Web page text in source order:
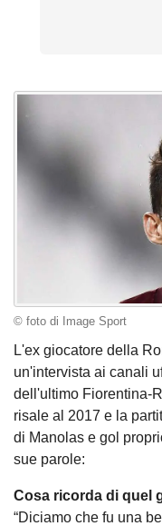
© foto di Image Sport
L'ex giocatore della
un'intervista ai canali
dell'ultimo Fiorentina-
risale al 2017 e la
di Manolas e gol
sue parole:
Cosa ricorda di quel
“Diciamo che fu una